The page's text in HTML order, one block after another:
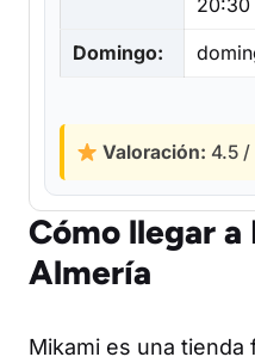
20:30
Domingo:
Valoración: 4.5 /
Cómo llegar a
Almería
Mikami es una tienda